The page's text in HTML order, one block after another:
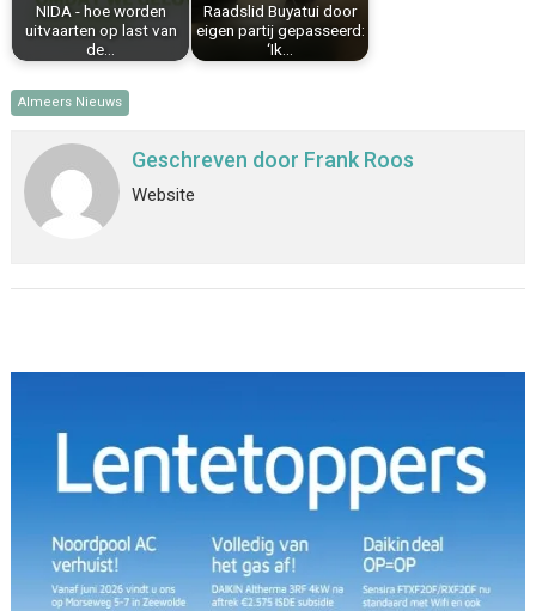
NIDA - hoe worden
uitvaarten op last van
de…
Raadslid Buyatui door
eigen partij gepasseerd:
‘Ik…
Almeers Nieuws
Geschreven door Frank Roos
Website